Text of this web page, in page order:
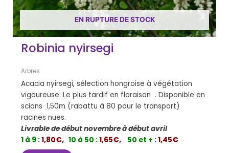
EN RUPTURE DE STOCK
Robinia nyirsegi
Arbres
Acacia nyirsegi, sélection hongroise à végétation
vigoureuse. Le plus tardif en floraison . Disponible en
scions 1,50m (rabattu à 80 pour le transport)
racines nues.
Livrable de début novembre à début avril
1 à 9 :1,80€, 10 à 50 :1,65€, 50 et + :1,45€